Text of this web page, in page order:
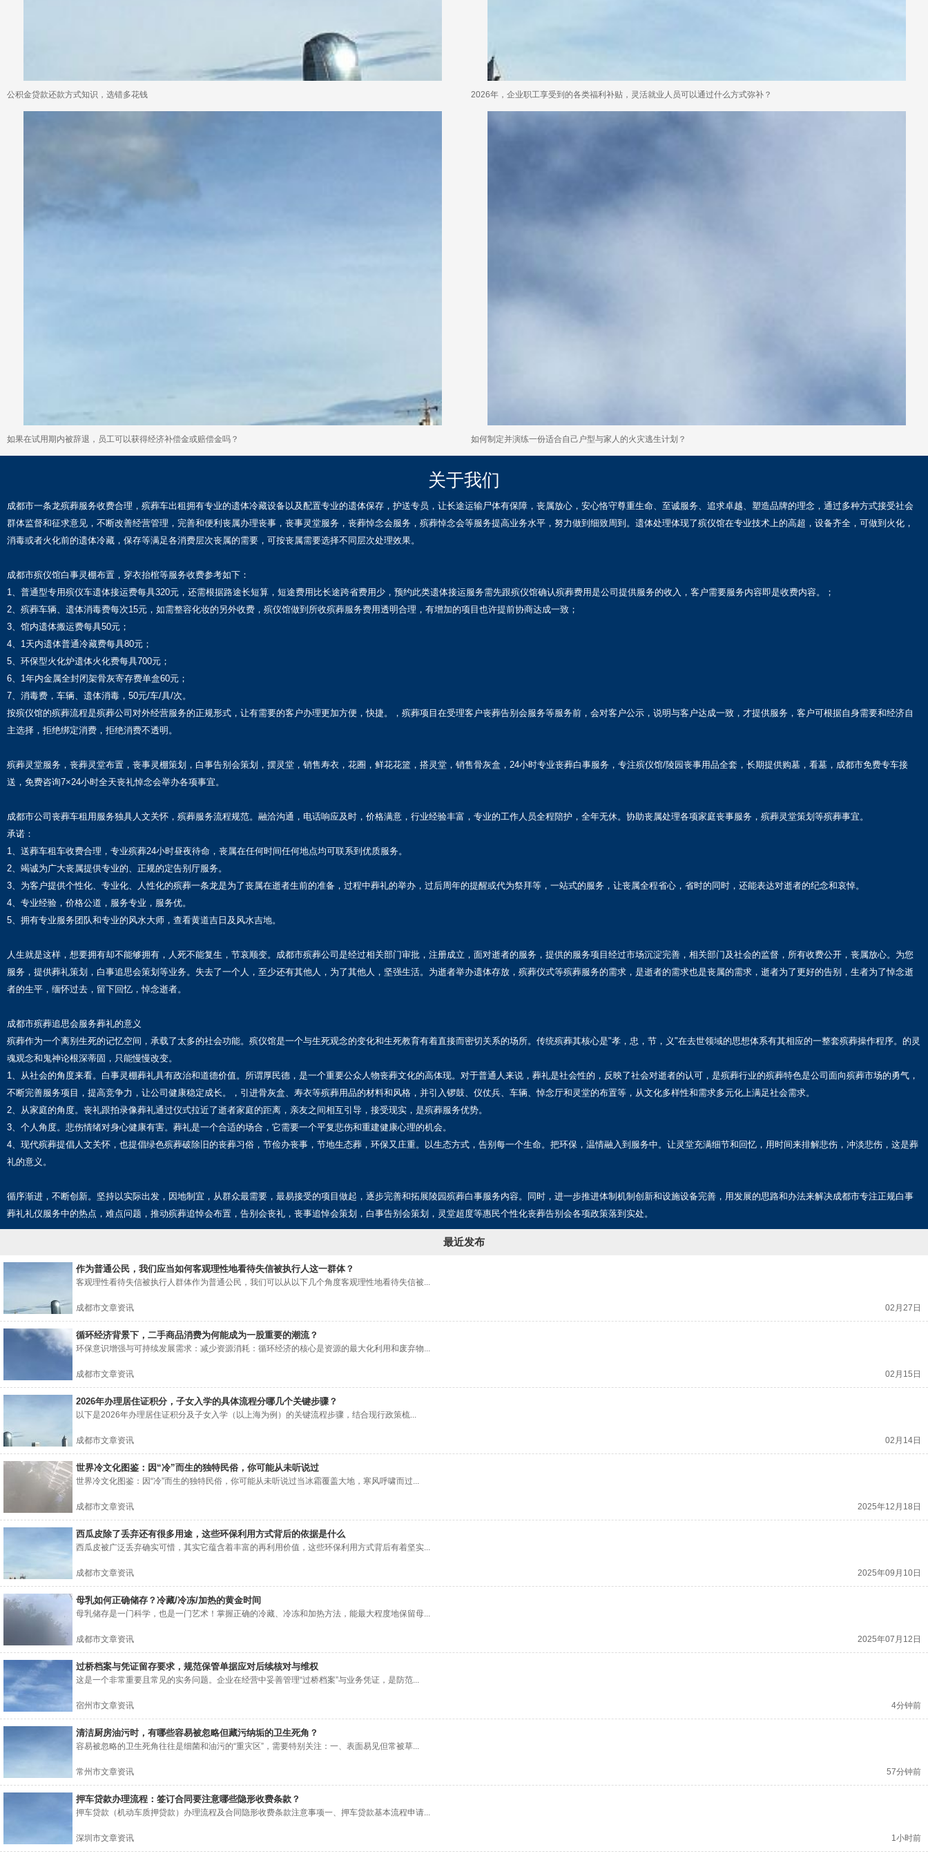
公积金贷款还款方式知识，选错多花钱 2026年，企业职工享受到的各类福利补贴，灵活就业人员可以通过什么方式弥补？
如果在试用期内被辞退，员工可以获得经济补偿金或赔偿金吗？ 如何制定并演练一份适合自己户型与家人的火灾逃生计划？
关于我们
成都市一条龙殡葬服务收费合理，殡葬车出租拥有专业的遗体冷藏设备以及配置专业的遗体保存，护送专员，让长途运输尸体有保障，丧属放心，安心恪守尊重生命、至诚服务、追求卓越、塑造品牌的理念，通过多种方式接受社会
群体监督和征求意见，不断改善经营管理，完善和便利丧属办理丧事，丧事灵堂服务，丧葬悼念会服务，殡葬悼念会等服务提高业务水平，努力做到细致周到。遗体处理体现了殡仪馆在专业技术上的高超，设备齐全，可做到火化，
消毒或者火化前的遗体冷藏，保存等满足各消费层次丧属的需要，可按丧属需要选择不同层次处理效果。
成都市殡仪馆白事灵棚布置，穿衣抬棺等服务收费参考如下：
1、普通型专用殡仪车遗体接运费每具320元，还需根据路途长短算，短途费用比长途跨省费用少，预约此类遗体接运服务需先跟殡仪馆确认殡葬费用是公司提供服务的收入，客户需要服务内容即是收费内容。；
2、殡葬车辆、遗体消毒费每次15元，如需整容化妆的另外收费，殡仪馆做到所收殡葬服务费用透明合理，有增加的项目也许提前协商达成一致；
3、馆内遗体搬运费每具50元；
4、1天内遗体普通冷藏费每具80元；
5、环保型火化炉遗体火化费每具700元；
6、1年内金属全封闭架骨灰寄存费单盒60元；
7、消毒费，车辆、遗体消毒，50元/车/具/次。
按殡仪馆的殡葬流程是殡葬公司对外经营服务的正规形式，让有需要的客户办理更加方便，快捷。，殡葬项目在受理客户丧葬告别会服务等服务前，会对客户公示，说明与客户达成一致，才提供服务，客户可根据自身需要和经济自
主选择，拒绝绑定消费，拒绝消费不透明。
殡葬灵堂服务，丧葬灵堂布置，丧事灵棚策划，白事告别会策划，摆灵堂，销售寿衣，花圈，鲜花花篮，搭灵堂，销售骨灰盒，24小时专业丧葬白事服务，专注殡仪馆/陵园丧事用品全套，长期提供购墓，看墓，成都市免费专车接
送，免费咨询7×24小时全天丧礼悼念会举办各项事宜。
成都市公司丧葬车租用服务独具人文关怀，殡葬服务流程规范。融洽沟通，电话响应及时，价格满意，行业经验丰富，专业的工作人员全程陪护，全年无休。协助丧属处理各项家庭丧事服务，殡葬灵堂策划等殡葬事宜。
承诺：
1、送葬车租车收费合理，专业殡葬24小时昼夜待命，丧属在任何时间任何地点均可联系到优质服务。
2、竭诚为广大丧属提供专业的、正规的定告别厅服务。
3、为客户提供个性化、专业化、人性化的殡葬一条龙是为了丧属在逝者生前的准备，过程中葬礼的举办，过后周年的提醒或代为祭拜等，一站式的服务，让丧属全程省心，省时的同时，还能表达对逝者的纪念和哀悼。
4、专业经验，价格公道，服务专业，服务优。
5、拥有专业服务团队和专业的风水大师，查看黄道吉日及风水吉地。
人生就是这样，想要拥有却不能够拥有，人死不能复生，节哀顺变。成都市殡葬公司是经过相关部门审批，注册成立，面对逝者的服务，提供的服务项目经过市场沉淀完善，相关部门及社会的监督，所有收费公开，丧属放心。为您
服务，提供葬礼策划，白事追思会策划等业务。失去了一个人，至少还有其他人，为了其他人，坚强生活。为逝者举办遗体存放，殡葬仪式等殡葬服务的需求，是逝者的需求也是丧属的需求，逝者为了更好的告别，生者为了悼念逝
者的生平，缅怀过去，留下回忆，悼念逝者。
成都市殡葬追思会服务葬礼的意义
殡葬作为一个离别生死的记忆空间，承载了太多的社会功能。殡仪馆是一个与生死观念的变化和生死教育有着直接而密切关系的场所。传统殡葬其核心是"孝，忠，节，义"在去世领域的思想体系有其相应的一整套殡葬操作程序。的灵
魂观念和鬼神论根深蒂固，只能慢慢改变。
1、从社会的角度来看。白事灵棚葬礼具有政治和道德价值。所谓厚民德，是一个重要公众人物丧葬文化的高体现。对于普通人来说，葬礼是社会性的，反映了社会对逝者的认可，是殡葬行业的殡葬特色是公司面向殡葬市场的勇气，
不断完善服务项目，提高竞争力，让公司健康稳定成长。，引进骨灰盒、寿衣等殡葬用品的材料和风格，并引入锣鼓、仪仗兵、车辆、悼念厅和灵堂的布置等，从文化多样性和需求多元化上满足社会需求。
2、从家庭的角度。丧礼跟拍录像葬礼通过仪式拉近了逝者家庭的距离，亲友之间相互引导，接受现实，是殡葬服务优势。
3、个人角度。悲伤情绪对身心健康有害。葬礼是一个合适的场合，它需要一个平复悲伤和重建健康心理的机会。
4、现代殡葬提倡人文关怀，也提倡绿色殡葬破除旧的丧葬习俗，节俭办丧事，节地生态葬，环保又庄重。以生态方式，告别每一个生命。把环保，温情融入到服务中。让灵堂充满细节和回忆，用时间来排解悲伤，冲淡悲伤，这是葬
礼的意义。
循序渐进，不断创新。坚持以实际出发，因地制宜，从群众最需要，最易接受的项目做起，逐步完善和拓展陵园殡葬白事服务内容。同时，进一步推进体制机制创新和设施设备完善，用发展的思路和办法来解决成都市专注正规白事
葬礼礼仪服务中的热点，难点问题，推动殡葬追悼会布置，告别会丧礼，丧事追悼会策划，白事告别会策划，灵堂超度等惠民个性化丧葬告别会各项政策落到实处。
最近发布
作为普通公民，我们应当如何客观理性地看待失信被执行人这一群体？
客观理性看待失信被执行人群体作为普通公民，我们可以从以下几个角度客观理性地看待失信被...
成都市文章资讯 02月27日
循环经济背景下，二手商品消费为何能成为一股重要的潮流？
环保意识增强与可持续发展需求：减少资源消耗：循环经济的核心是资源的最大化利用和废弃物...
成都市文章资讯 02月15日
2026年办理居住证积分，子女入学的具体流程分哪几个关键步骤？
以下是2026年办理居住证积分及子女入学（以上海为例）的关键流程步骤，结合现行政策梳...
成都市文章资讯 02月14日
世界冷文化图鉴：因“冷”而生的独特民俗，你可能从未听说过
世界冷文化图鉴：因“冷”而生的独特民俗，你可能从未听说过当冰霜覆盖大地，寒风呼啸而过...
成都市文章资讯 2025年12月18日
西瓜皮除了丢弃还有很多用途，这些环保利用方式背后的依据是什么
西瓜皮被广泛丢弃确实可惜，其实它蕴含着丰富的再利用价值，这些环保利用方式背后有着坚实...
成都市文章资讯 2025年09月10日
母乳如何正确储存？冷藏/冷冻/加热的黄金时间
母乳储存是一门科学，也是一门艺术！掌握正确的冷藏、冷冻和加热方法，能最大程度地保留母...
成都市文章资讯 2025年07月12日
过桥档案与凭证留存要求，规范保管单据应对后续核对与维权
这是一个非常重要且常见的实务问题。企业在经营中妥善管理“过桥档案”与业务凭证，是防范...
宿州市文章资讯 4分钟前
清洁厨房油污时，有哪些容易被忽略但藏污纳垢的卫生死角？
容易被忽略的卫生死角往往是细菌和油污的“重灾区”，需要特别关注：一、表面易见但常被草...
常州市文章资讯 57分钟前
押车贷款办理流程：签订合同要注意哪些隐形收费条款？
押车贷款（机动车质押贷款）办理流程及合同隐形收费条款注意事项一、押车贷款基本流程申请...
深圳市文章资讯 1小时前